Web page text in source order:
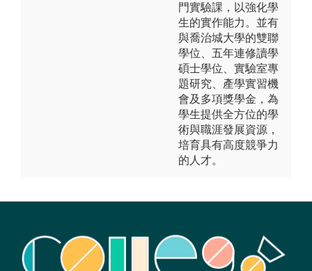
門實驗課，以強化學
生的實作能力。並有
與喬治城大學的雙聯
學位、五年連修讀學
碩士學位、實驗室專
題研究、產學實習機
會及多項獎學金，為
學生提供全方位的學
術與職涯發展資源，
培育具有高度競爭力
的人才。